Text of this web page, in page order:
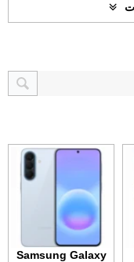
Samsung Galaxy